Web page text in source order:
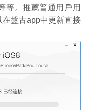
等。推薦普通用戶用
盤古app中更新直接